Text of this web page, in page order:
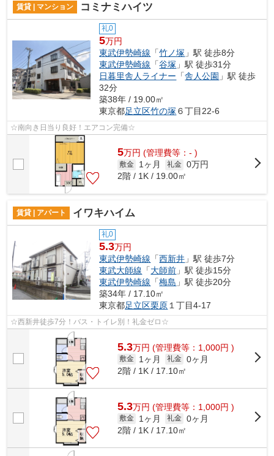
賃貸 | マンション コミナミハイツ
礼0
5万円
東武伊勢崎線 「竹ノ塚 」駅 徒歩8分
東武伊勢崎線 「谷塚 」駅 徒歩31分
日暮里舎人ライナー 「舎人公園 」駅 徒歩
32分
築38年 / 19.00㎡
東京都足立区竹の塚 ６丁目22-6
☆南向き日当り良好！エアコン完備☆
5万円 (管理費等：- )
敷金 1ヶ月 礼金 0万円
2階 / 1K / 19.00㎡
賃貸 | アパート イワキハイム
礼0
5.3万円
東武伊勢崎線 「西新井 」駅 徒歩7分
東武大師線 「大師前 」駅 徒歩15分
東武伊勢崎線 「梅島 」駅 徒歩20分
築34年 / 17.10㎡
東京都足立区栗原１丁目4-17
☆西新井徒歩7分！バス・トイレ別！礼金ゼロ☆
5.3万円 (管理費等：1,000円 )
敷金 1ヶ月 礼金 0ヶ月
2階 / 1K / 17.10㎡
5.3万円 (管理費等：1,000円 )
敷金 1ヶ月 礼金 0ヶ月
2階 / 1K / 17.10㎡